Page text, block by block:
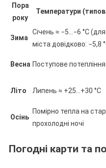
Пора
року
Температури
Зима
Січень ≈ −5…−6 °C (для
міста довідково: −5,8
Весна Поступове потепління
Літо Липень ≈ +25…+30 °C
Осінь
Помірно тепла на
прохолодні ночі
Погодні карти та